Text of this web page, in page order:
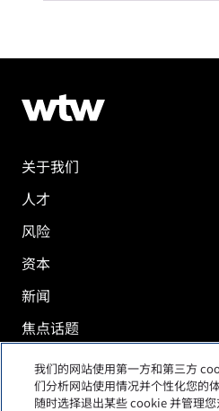
关于我们
人才
风险
资本
新闻
焦点话题
投资者
工作机会
我们的网站使用第一方和第三方
们分析网站使用情况并个性化您的
随时选择退出某些 cookie 并管理